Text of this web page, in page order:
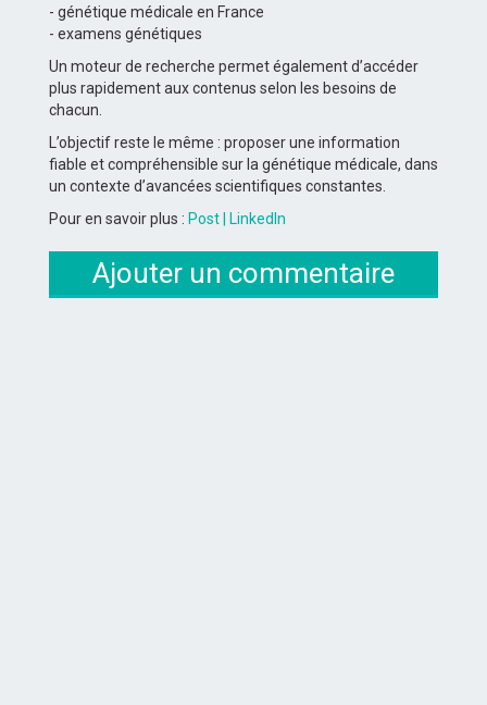
- génétique médicale en France
- examens génétiques
Un moteur de recherche permet également d’accéder
plus rapidement aux contenus selon les besoins de
chacun.
L’objectif reste le même : proposer une information
fiable et compréhensible sur la génétique médicale, dans
un contexte d’avancées scientifiques constantes.
Pour en savoir plus : Post | LinkedIn
Ajouter un commentaire